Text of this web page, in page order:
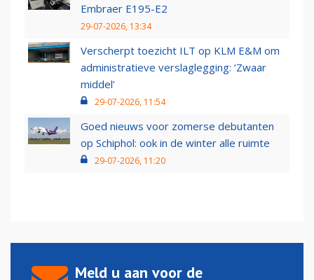
Embraer E195-E2
29-07-2026, 13:34
Verscherpt toezicht ILT op KLM E&M om
administratieve verslaglegging: ‘Zwaar
middel’
29-07-2026, 11:54
Goed nieuws voor zomerse debutanten
op Schiphol: ook in de winter alle ruimte
29-07-2026, 11:20
Meld u aan voor de